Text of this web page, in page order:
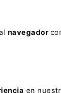
navegador
en
lo
14-